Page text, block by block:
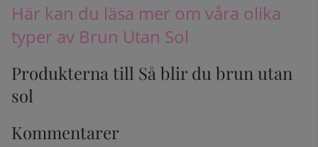
Här kan du läsa mer om våra olika
typer av Brun Utan Sol
Produkterna till Så blir du brun utan
sol
Kommentarer